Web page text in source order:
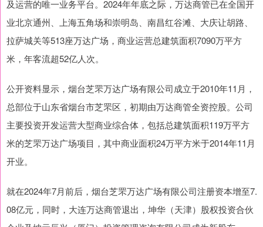
及运营的唯一业务平台。2024年年底之际，万达商管已在全国开
业北京通州、上海五角场和崇明岛、南昌红谷滩、大庆让胡路、
拉萨城关等513座万达广场，商业运营总建筑面积7090万平方
米，年客流超52亿人次。
公开资料显示，烟台芝罘万达广场有限公司成立于2010年11月，
总部位于山东省烟台市芝罘区，初期由万达商管全资控股。公司
主要投资开发运营大型商业综合体，包括总建筑面积119万平方
米的芝罘万达广场项目，其中商业面积24万平方米于2014年11月
开业。
就在2024年7月前后，烟台芝罘万达广场有限公司注册资本增至7.
08亿元，同时，大连万达商管退出，坤华（天津）股权投资合伙